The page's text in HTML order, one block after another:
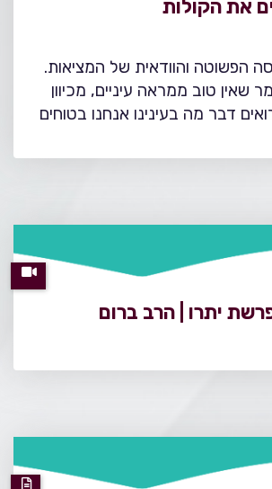
את הקולות
הפשוטה והוודאית של המציאות.
שאין טוב ממראה עיניים, מכיוון
דבר מה בעינינו אנחנו בטוחים
יתרו | הרב ברום